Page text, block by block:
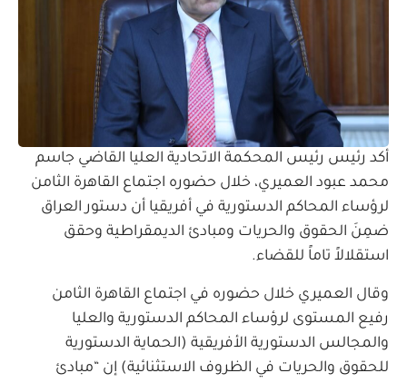
أكد رئيس رئيس المحكمة الاتحادية العليا القاضي جاسم
محمد عبود العميري، خلال حضوره اجتماع القاهرة الثامن
لرؤساء المحاكم الدستورية في أفريقيا أن دستور العراق
ضمِنَ الحقوق والحريات ومبادئ الديمقراطية وحقق
استقلالاً تاماً للقضاء.
وقال العميري خلال حضوره في اجتماع القاهرة الثامن
رفيع المستوى لرؤساء المحاكم الدستورية والعليا
والمجالس الدستورية الأفريقية (الحماية الدستورية
للحقوق والحريات في الظروف الاستثنائية) إن “مبادئ